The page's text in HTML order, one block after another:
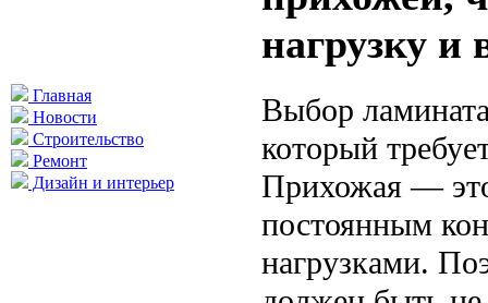
Главная
Новости
Строительство
Ремонт
Дизайн и интерьер
нагрузку и
Выбор
который
Прихожая —
постоянным
нагрузками.